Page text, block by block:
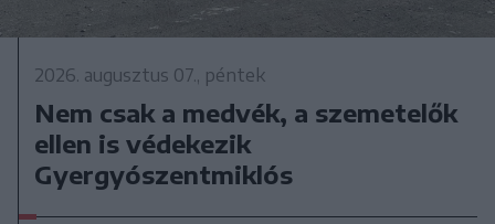
2026. augusztus 07., péntek
Nem csak a medvék, a szemetelők
ellen is védekezik
Gyergyószentmiklós